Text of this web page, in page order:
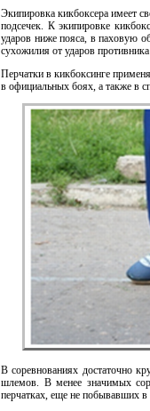
Экипировка кикбоксера имеет
подсечек. К экипировке
ударов ниже пояса, в паховую
сухожилия от ударов
Перчатки в кикбоксинге
в официальных боях, а также в
В соревнованиях достаточно
шлемов. В менее значимых
перчатках, еще не побывавших